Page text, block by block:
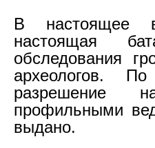
В настоящее
настоящая
обследования
археологов.
разрешение
профильными
выдано.